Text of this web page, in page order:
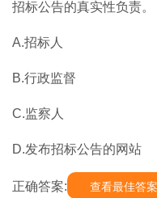
招标公告的真实性负责。
A.招标人
B.行政监督
C.监察人
D.发布招标公告的网站
正确答案: 查看最佳答案